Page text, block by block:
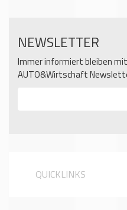
NEWSLETTER
Immer informiert bleiben
AUTO&Wirtschaft
QUICKLINKS